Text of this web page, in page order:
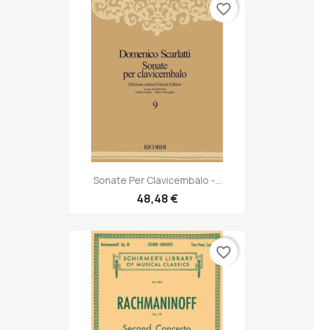
Sonate Per Clavicembalo -...
48,48 €
favorite_border
favorite_border